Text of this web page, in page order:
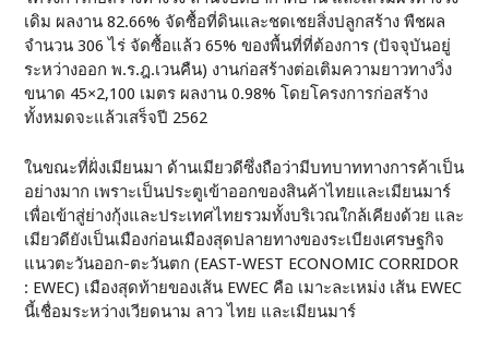
เดิม ผลงาน 82.66% จัดซื้อที่ดินและชดเชยสิ่งปลูกสร้าง พืชผล
จำนวน 306 ไร่ จัดซื้อแล้ว 65% ของพื้นที่ที่ต้องการ (ปัจจุบันอยู่
ระหว่างออก พ.ร.ฎ.เวนคืน) งานก่อสร้างต่อเติมความยาวทางวิ่ง
ขนาด 45×2,100 เมตร ผลงาน 0.98% โดยโครงการก่อสร้าง
ทั้งหมดจะแล้วเสร็จปี 2562
ในขณะที่ฝั่งเมียนมา ด้านเมียวดีซึ่งถือว่ามีบทบาททางการค้าเป็น
อย่างมาก เพราะเป็นประตูเข้าออกของสินค้าไทยและเมียนมาร์
เพื่อเข้าสู่ย่างกุ้งและประเทศไทยรวมทั้งบริเวณใกล้เคียงด้วย และ
เมียวดียังเป็นเมืองก่อนเมืองสุดปลายทางของระเบียงเศรษฐกิจ
แนวตะวันออก-ตะวันตก (EAST-WEST ECONOMIC CORRIDOR
: EWEC) เมืองสุดท้ายของเส้น EWEC คือ เมาะละเหม่ง เส้น EWEC
นี้เชื่อมระหว่างเวียดนาม ลาว ไทย และเมียนมาร์